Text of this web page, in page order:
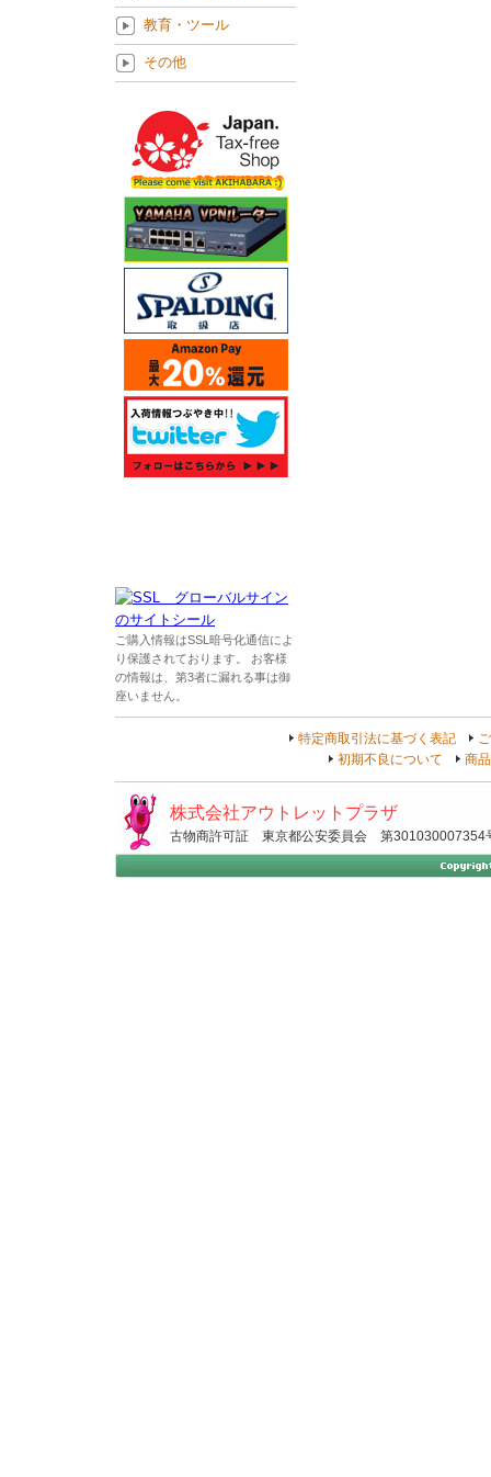
教育・ツール
その他
ご購入情報はSSL暗号化通信によ
り保護されております。 お客様
の情報は、第3者に漏れる事は御
座いません。
特定商取引法に基づく表記
初期不良について
商
株式会社アウトレットプラザ
古物商許可証 東京都公安委員会 第301030007354